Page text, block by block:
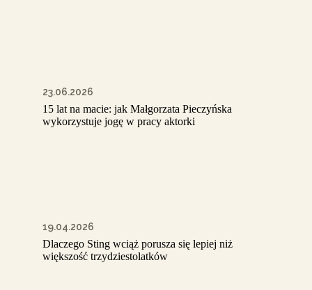
23.06.2026
15 lat na macie: jak Małgorzata Pieczyńska
wykorzystuje jogę w pracy aktorki
19.04.2026
Dlaczego Sting wciąż porusza się lepiej niż
większość trzydziestolatków